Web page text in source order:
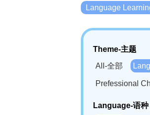
Language
Theme-主题
All-全部
Prefessional
Language-语种